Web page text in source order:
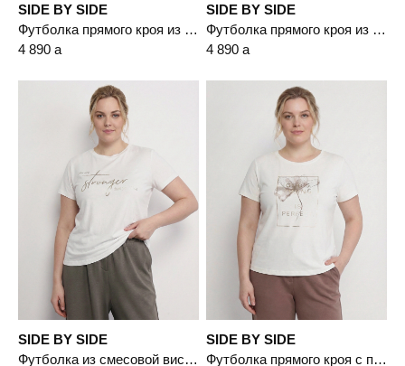
SIDE BY SIDE
Футболка прямого кроя из смесового хлопка
4 890 a
SIDE BY SIDE
Футболка прямого кроя из смесовой вискозы
4 890 a
SIDE BY SIDE
Футболка из смесовой вискозы с надписью
SIDE BY SIDE
Футболка прямого кроя с принтом